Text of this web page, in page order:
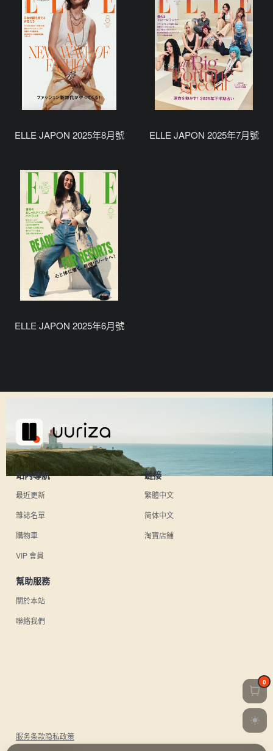
ELLE JAPON 2025年8月號 ELLE JAPON 2025年7月號
ELLE JAPON 2025年6月號
站內導航
最近更新
雜誌名單
購物車
VIP 會員
鏈接
繁體中文
简体中文
淘寶店鋪
幫助服務
關於本站
聯絡我們
服务条款隐私政策
0